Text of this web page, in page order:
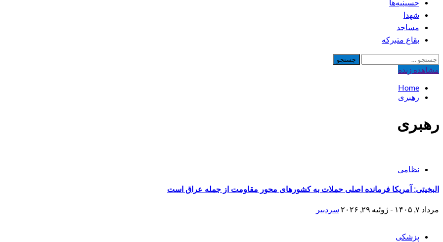
حسینیه‌ها
شهدا
مساجد
بقاع متبرکه
جستجو
برای:
مشاهده‌ زنده
Home
رهبری
رهبری
نظامی
البخیتی: آمریکا فرمانده اصلی حملات به کشورهای محور مقاومت از جمله عراق است
مرداد ۷, ۱۴۰۵ - ژوئیه ۲۹, ۲۰۲۶ سردبیر
پزشکی